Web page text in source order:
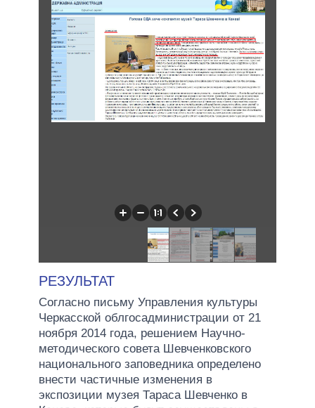
РЕЗУЛЬТАТ
Согласно письму Управления культуры
Черкасской облгосадминистрации от 21
ноября 2014 года, решением Научно-
методического совета Шевченковского
национального заповедника определено
внести частичные изменения в
экспозиции музея Тараса Шевченко в